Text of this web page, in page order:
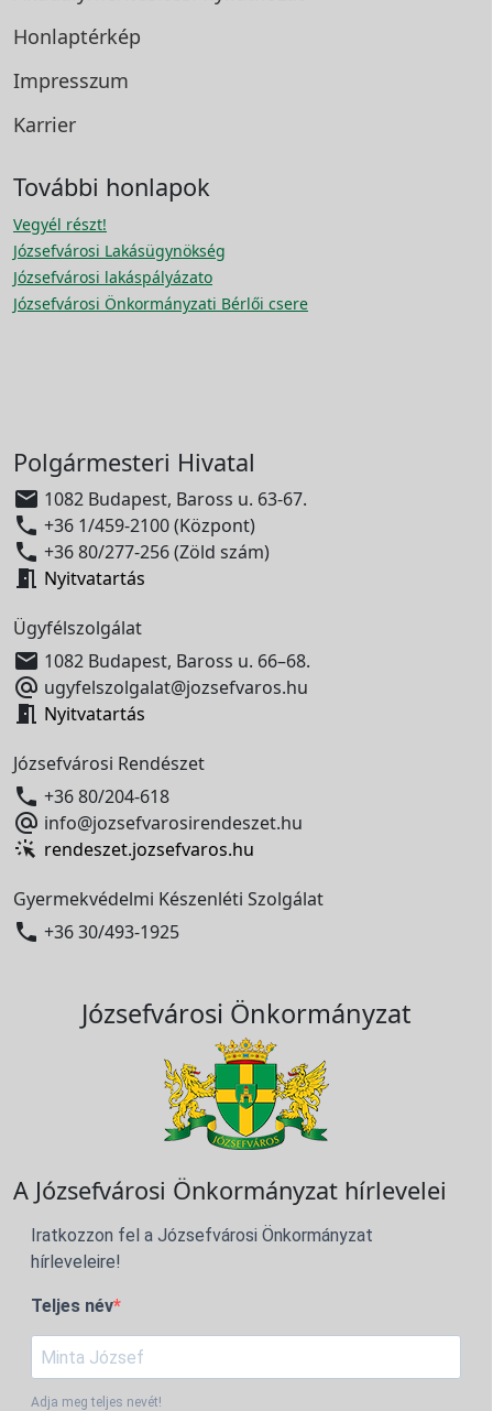
Honlaptérkép
Impresszum
Karrier
További honlapok
Vegyél részt!
Józsefvárosi Lakásügynökség
Józsefvárosi lakáspályázato
Józsefvárosi Önkormányzati Bérlői csere
Polgármesteri Hivatal
 1082 Budapest, Baross u. 63-67.
 +36 1/459-2100 (Központ)
 +36 80/277-256 (Zöld szám)
 Nyitvatartás
Ügyfélszolgálat
 1082 Budapest, Baross u. 66–68.
 ugyfelszolgalat@jozsefvaros.hu
 Nyitvatartás
Józsefvárosi Rendészet
 +36 80/204-618
 info@jozsefvarosirendeszet.hu
rendeszet.jozsefvaros.hu
Gyermekvédelmi Készenléti Szolgálat
 +36 30/493-1925
Józsefvárosi Önkormányzat
A Józsefvárosi Önkormányzat hírlevelei
Iratkozzon fel a Józsefvárosi Önkormányzat
hírleveleire!
Teljes név
Adja meg teljes nevét!